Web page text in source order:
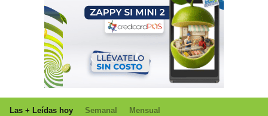
Las + Leídas hoy Semanal Mensual